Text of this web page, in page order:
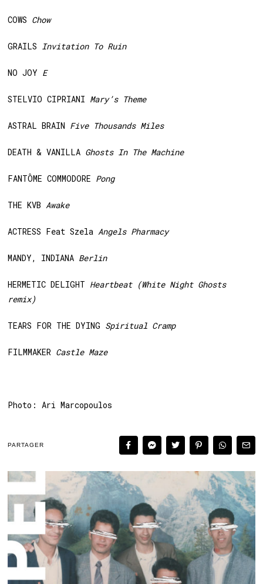
COWS Chow
GRAILS Invitation To Ruin
NO JOY E
STELVIO CIPRIANI Mary’s Theme
ASTRAL BRAIN Five Thousands Miles
DEATH & VANILLA Ghosts In The Machine
FANTÔME COMMODORE Pong
THE KVBAwake
ACTRESS Feat SzelaAngels Pharmacy
MANDY, INDIANA Berlin
HERMETIC DELIGHT Heartbeat (White Night Ghosts
remix)
TEARS FOR THE DYING Spiritual Cramp
FILMMAKER Castle Maze
Photo: Ari Marcopoulos
PARTAGER